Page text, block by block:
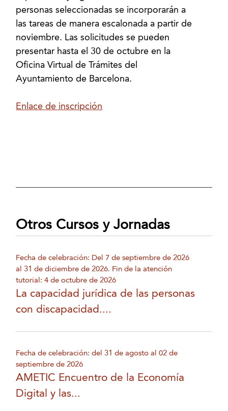
personas seleccionadas se incorporarán a
las tareas de manera escalonada a partir de
noviembre. Las solicitudes se pueden
presentar hasta el 30 de octubre en la
Oficina Virtual de Trámites del
Ayuntamiento de Barcelona.
Enlace de inscripción
Otros Cursos y Jornadas
Fecha de celebración: Del 7 de septiembre de 2026
al 31 de diciembre de 2026. Fin de la atención
tutorial: 4 de octubre de 2026
La capacidad jurídica de las personas
con discapacidad....
Fecha de celebración: del 31 de agosto al 02 de
septiembre de 2026
AMETIC Encuentro de la Economía
Digital y las...